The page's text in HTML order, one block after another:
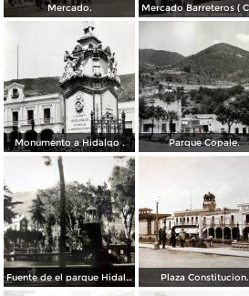
Mercado.
Monumento a Hidalgo . Parque Copale.
Fuente de el parque Hidalgo. Plaza Constitucion.